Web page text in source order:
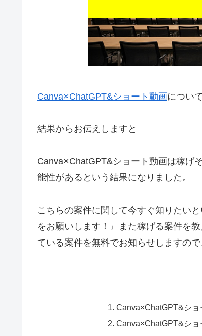
Canva×ChatGPT&ショート動画につい
結果からお伝えしますと
Canva×ChatGPT&ショート動画は稼げ
能性がある という結果になりました。
こちらの案件に関して今すぐ知りたいと
をお願いします！』
また稼げる案件を
ている案件を無料でお知らせしますの
Canva×ChatGPT&シ
Canva×ChatGPT&ショ